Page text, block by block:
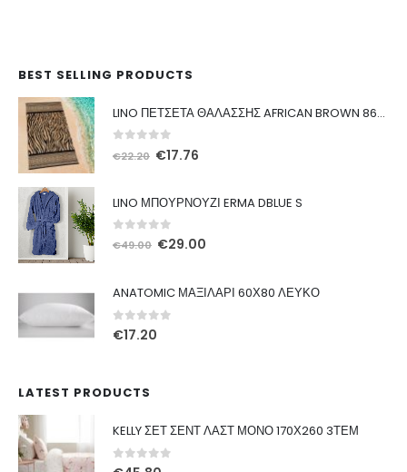
BEST SELLING PRODUCTS
LINO ΠΕΤΣΕΤΑ ΘΑΛΑΣΣΗΣ AFRICAN BROWN 86X160
out of 5
€22.20 Original
€17.76
LINO ΜΠΟΥΡΝΟΥΖΙ ERMA DBLUE S
out of 5
€49.00 Original
€29.00
ANATOMIC ΜΑΞΙΛΑΡΙ 60Χ80 ΛΕΥΚΟ
0out of 5
€17.20
LATEST PRODUCTS
KELLY ΣΕΤ ΣΕΝΤ ΛΑΣΤ ΜΟΝΟ 170Χ260 3ΤΕΜ
0out of 5